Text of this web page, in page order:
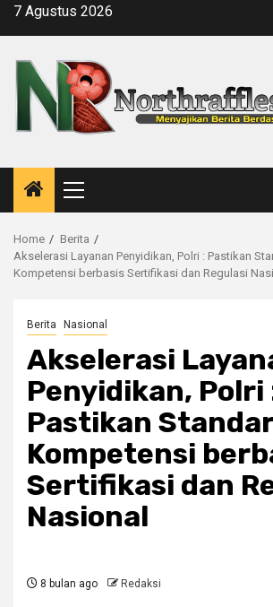
Skip7 Agustus 2026
Primary
Menu
Home
Berita
Akselerasi Layanan Penyidikan, Polri : Pastikan
Kompetensi berbasis Sertifikasi dan Regulasi
Berita Nasional
Akselerasi
Penyidikan, Polri
Pastikan
Kompetensi
Sertifikasi dan
Nasional
8 bulan ago Redaksi